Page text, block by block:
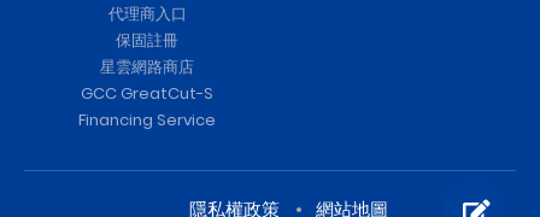
代理商入口
保固註冊
星雲網路商店
GCC GreatCut-S
Financing Service
隱私權政策 網站地圖